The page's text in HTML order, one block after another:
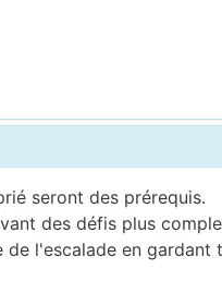
seront des prérequis.
des défis plus
l'escalade en gardant